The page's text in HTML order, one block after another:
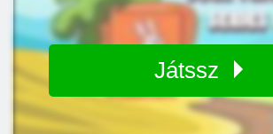
Játssz